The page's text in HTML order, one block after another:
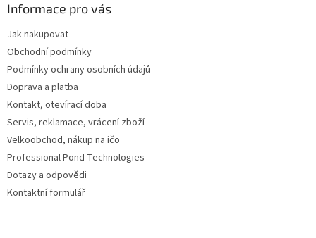
Informace pro vás
Jak nakupovat
Obchodní podmínky
Podmínky ochrany osobních údajů
Doprava a platba
Kontakt, otevírací doba
Servis, reklamace, vrácení zboží
Velkoobchod, nákup na ičo
Professional Pond Technologies
Dotazy a odpovědi
Kontaktní formulář